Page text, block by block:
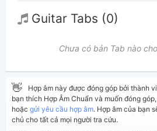
Guitar Tabs (0)
Chưa có bản Tab nào
👋 Hợp âm này được đóng góp bởi thành
bạn thích Hợp Âm Chuẩn và muốn đóng
hoặc gửi yêu cầu hợp âm. Hợp âm của bạn
chủ cho tất cả mọi người tra cứu.